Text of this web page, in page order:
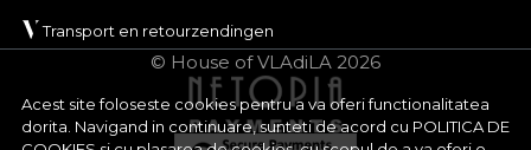
Acest site foloseste cookies pentru a va oferi functionalitatea
dorita. Navigand in continuare, sunteti de acord cu POLITICA DE
Transport en retourzendingen
© House of VLAdiLA 2026